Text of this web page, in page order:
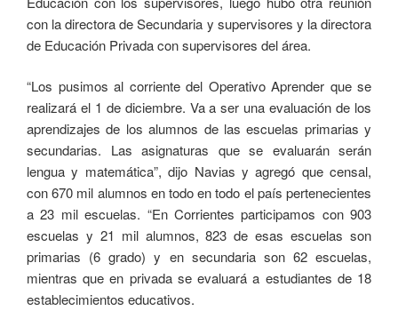
con la directora de Secundaria y supervisores y la directora
de Educación Privada con supervisores del área.
“Los pusimos al corriente del Operativo Aprender que se
realizará el 1 de diciembre. Va a ser una evaluación de los
aprendizajes de los alumnos de las escuelas primarias y
secundarias. Las asignaturas que se evaluarán serán
lengua y matemática”, dijo Navias y agregó que censal,
con 670 mil alumnos en todo en todo el país pertenecientes
a 23 mil escuelas. “En Corrientes participamos con 903
escuelas y 21 mil alumnos, 823 de esas escuelas son
primarias (6 grado) y en secundaria son 62 escuelas,
mientras que en privada se evaluará a estudiantes de 18
establecimientos educativos.